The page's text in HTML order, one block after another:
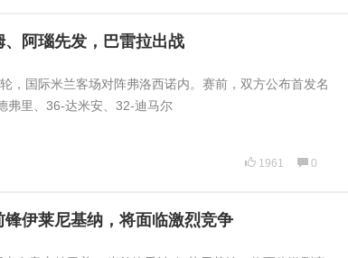
阿瑙先发，巴雷拉出战
，国际米兰客场对阵弗洛西诺内。赛前，双方公布首发名
弗里、36-达米安、32-迪马尔
1961 0
伊莱尼基纳，将面临激烈竞争